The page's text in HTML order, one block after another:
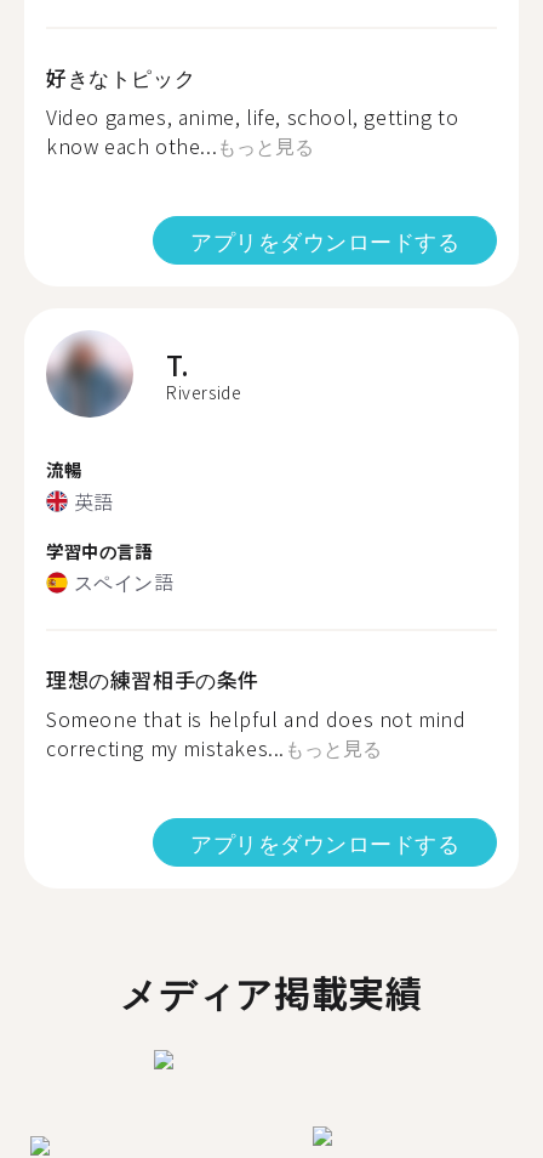
好きなトピック
Video games, anime, life, school, getting to
know each othe...もっと見る
アプリをダウンロードする
T.
Riverside
流暢
英語
学習中の言語
スペイン語
理想の練習相手の条件
Someone that is helpful and does not mind
correcting my mistakes... もっと見る
アプリをダウンロードする
メディア掲載実績